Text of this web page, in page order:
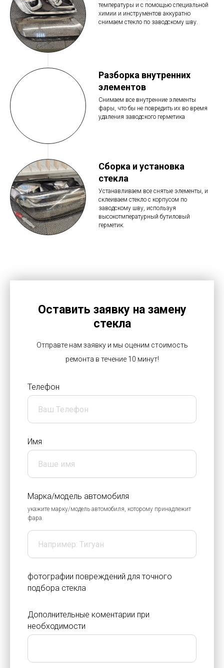
температуры и с помощью специальной
химии и инструментов аккуратно
снимаем стекло по заводскому шву.
Разборка внутренних
элементов
Снимаем все внутренние элементы
фары, что бы не повредить их во время
удаления заводского герметика
Сборка и установка
стекла
Устанавливаем все снятые элементы, и
склеиваем стекло с корпусом по
заводскому шву, используя
высокотмпературный бутиловый
герметик.
Оставить заявку на замену
стекла
Отправте нам заявку и мы оценим стоимость
ремонта в течение 10 минут!
Телефон
Имя
Марка/модель автомобиля
укажите марку/модель автомобиля, которому принадлежит
фара.
фотографии повреждений для точного
подбора стекла
Дополнительные коментарии при
необходимости